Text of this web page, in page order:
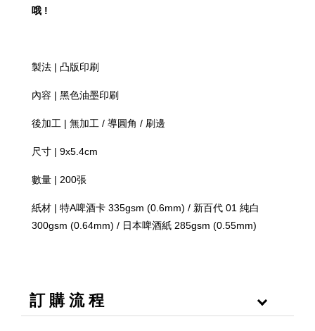
哦 !
製法 | 凸版印刷
內容 | 黑色油墨印刷
後加工 | 無加工 / 導圓角 / 刷邊
尺寸 | 9x5.4cm
數量 | 200張
紙材 | 特A啤酒卡 335gsm (0.6mm) / 新百代 01 純白
300gsm (0.64mm) / 日本啤酒紙 285gsm (0.55mm)
訂 購 流 程